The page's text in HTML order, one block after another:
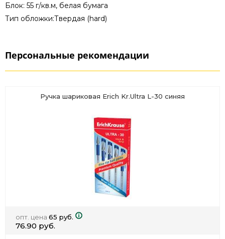
Блок: 55 г/кв.м, белая бумага
Тип обложки:Твердая (hard)
Персональные рекомендации
Ручка шариковая Erich Kr.Ultra L-30 синяя
опт. цена 65 руб.
76.90 руб.